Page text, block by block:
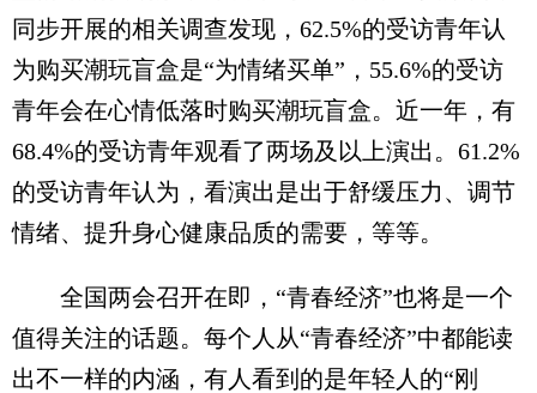
同步开展的相关调查发现，62.5%的受访青年认
为购买潮玩盲盒是“为情绪买单”，55.6%的受访
青年会在心情低落时购买潮玩盲盒。近一年，有
68.4%的受访青年观看了两场及以上演出。61.2%
的受访青年认为，看演出是出于舒缓压力、调节
情绪、提升身心健康品质的需要，等等。
全国两会召开在即，“青春经济”也将是一个
值得关注的话题。每个人从“青春经济”中都能读
出不一样的内涵，有人看到的是年轻人的“刚